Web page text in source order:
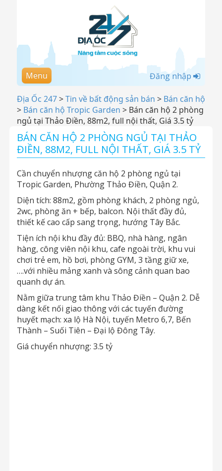
Menu Đăng nhập
Địa Ốc 247>Tin về bất động sản bán > Bán căn hộ
> Bán căn hộ Tropic Garden > Bán căn hộ 2 phòng
ngủ tại Thảo Điền, 88m2, full nội thất, Giá 3.5 tỷ
BÁN CĂN HỘ 2 PHÒNG NGỦ TẠI THẢO
ĐIỀN, 88M2, FULL NỘI THẤT, GIÁ 3.5 TỶ
Cần chuyển nhượng căn hộ 2 phòng ngủ tại
Tropic Garden, Phường Thảo Điền, Quận 2.
Diện tích: 88m2, gồm phòng khách, 2 phòng ngủ,
2wc, phòng ăn + bếp, balcon. Nội thất đầy đủ,
thiết kế cao cấp sang trọng, hướng Tây Bắc.
Tiện ích nội khu đầy đủ: BBQ, nhà hàng, ngân
hàng, công viên nội khu, cafe ngoài trời, khu vui
chơi trẻ em, hồ bơi, phòng GYM, 3 tầng giữ xe,
….với nhiều mảng xanh và sông cảnh quan bao
quanh dự án.
Nằm giữa trung tâm khu Thảo Điền – Quận 2. Dễ
dàng kết nối giao thông với các tuyến đường
huyết mạch: xa lộ Hà Nội, tuyến Metro 6,7, Bến
Thành – Suối Tiên – Đại lộ Đông Tây.
Giá chuyển nhượng: 3.5 tỷ